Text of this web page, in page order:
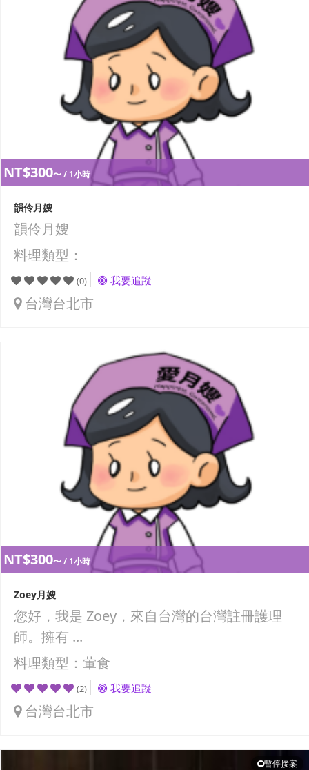
NT$300〜 / 1小時
韻伶月嫂
韻伶月嫂
料理類型：
(0) 我要追蹤
台灣台北市
NT$300〜 / 1小時
Zoey月嫂
您好，我是 Zoey，來自台灣的台灣註冊護理
師。擁有 ...
料理類型：葷食
(2) 我要追蹤
台灣台北市
暫停接案